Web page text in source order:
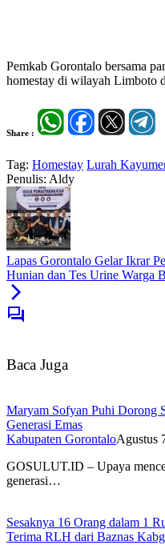
Pemkab Gorontalo bersama
homestay di wilayah Limboto
Share :
Tag: Homestay Lurah
Penulis: Aldy
Lapas Gorontalo Gelar Ikrar
Hunian dan Tes Urine Warga
Baca Juga
Maryam Sofyan Puhi Dorong
Generasi Emas
Kabupaten GorontaloAgustus
GOSULUT.ID – Upaya
generasi…
Sesaknya 16 Orang dalam 1
Terima RLH dari Baznas